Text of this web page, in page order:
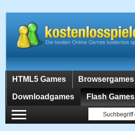
HTML5 Games Browsergames
Downloadgames Flash Games